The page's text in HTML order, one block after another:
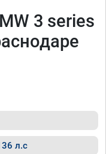
3 series
л.с